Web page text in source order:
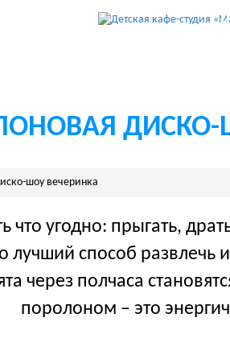
ДИСКО-
шоу вечеринка
угодно: прыгать,
лучший способ развлечь
через полчаса
поролоном – это